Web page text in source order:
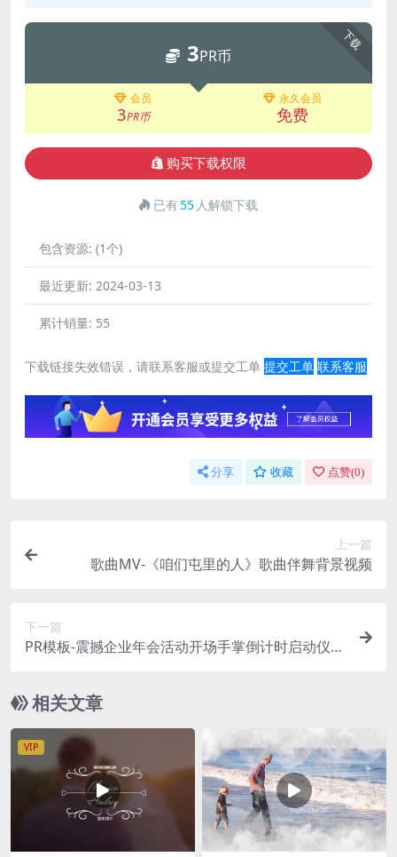
下载
3PR币
会员
3PR币
永久会员
免费
购买下载权限
已有55 人解锁下载
包含资源: (1个)
最近更新: 2024-03-13
累计销量: 55
下载链接失效错误，请联系客服或提交工单 提交工单 联系客服
分享 收藏 点赞(0)
上一篇
歌曲MV-《咱们屯里的人》歌曲伴舞背景视频
下一篇
PR模板-震撼企业年会活动开场手掌倒计时启动仪式
相关文章
VIP